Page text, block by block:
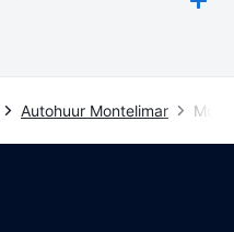
Autohuur Montelimar